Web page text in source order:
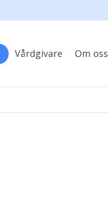
Vårdgivare Om oss